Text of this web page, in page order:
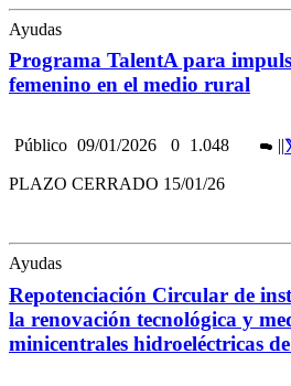
Ayudas
Programa TalentA para
femenino en el medio rural
Público 09/01/2026 0 1.048 ||
PLAZO CERRADO 15/01/26
Ayudas
Repotenciación Circular de
la renovación tecnológica y
minicentrales hidroeléctricas